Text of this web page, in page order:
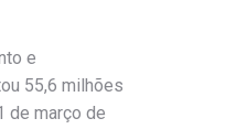
e
55,6 milhões
de março de